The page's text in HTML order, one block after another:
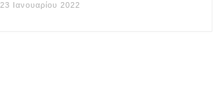
23 Ιανουαρίου 2022